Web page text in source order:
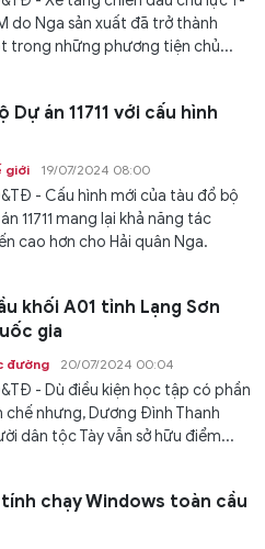
do Nga sản xuất đã trở thành
trong những phương tiện chủ...
án 11711 với cấu hình
giới 19/07/2024 08:00
- Cấu hình mới của tàu đổ bộ
11711 mang lại khả năng tác
cao hơn cho Hải quân Nga.
khối A01 tỉnh Lạng Sơn
gia
đường 20/07/2024 00:04
- Dù điều kiện học tập có phần
chế nhưng, Dương Đình Thanh
dân tộc Tày vẫn sở hữu điểm...
chạy Windows toàn cầu